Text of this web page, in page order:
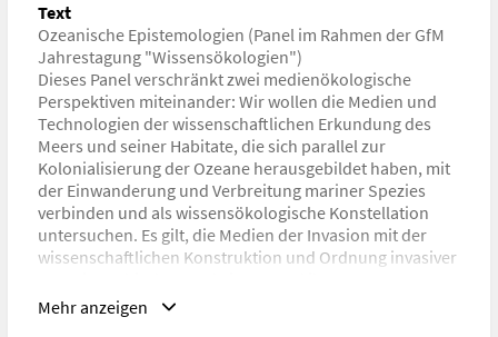
Text
Ozeanische Epistemologien (Panel im Rahmen der GfM
Jahrestagung "Wissensökologien")
Dieses Panel verschränkt zwei medienökologische
Perspektiven miteinander: Wir wollen die Medien und
Technologien der wissenschaftlichen Erkundung des
Meers und seiner Habitate, die sich parallel zur
Kolonialisierung der Ozeane herausgebildet haben, mit
der Einwanderung und Verbreitung mariner Spezies
verbinden und als wissensökologische Konstellation
untersuchen. Es gilt, die Medien der Invasion mit der
wissenschaftlichen Konstruktion und Ordnung invasiver
Wechselwirkungen auszuloten. Dazu werden wir das
Meer nicht nur als dynamisches artenreiches Habitat mit
Mehr anzeigen